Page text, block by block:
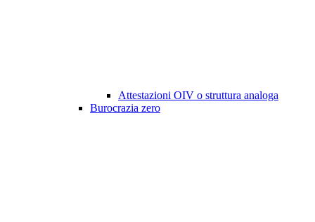
Attestazioni OIV o struttura analoga
Burocrazia zero